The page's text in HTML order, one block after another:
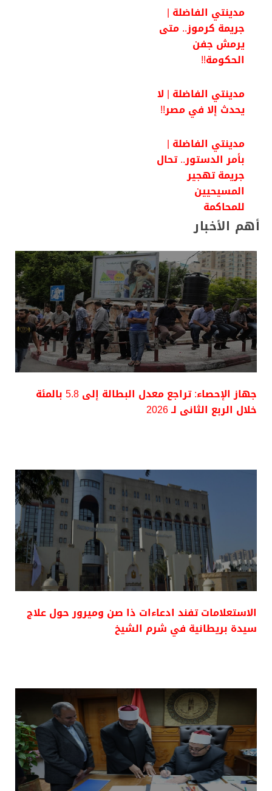
مدينتي الفاضلة |
جريمة كرموز.. متى
يرمش جفن
الحكومة!!
مدينتي الفاضلة | لا
يحدث إلا في مصر!!
مدينتي الفاضلة |
بأمر الدستور.. تحال
جريمة تهجير
المسيحيين
للمحاكمة
أهم الأخبار
جهاز الإحصاء: تراجع معدل البطالة إلى 5.8 بالمئة
خلال الربع الثانى لـ 2026
الاستعلامات تفند ادعاءات ذا صن وميرور حول علاج
سيدة بريطانية في شرم الشيخ